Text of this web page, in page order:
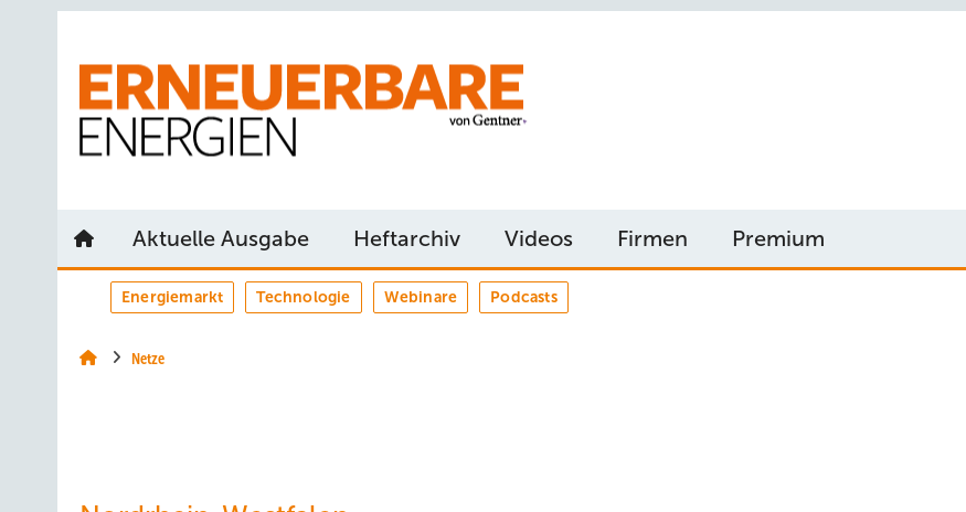
Aktuelle Ausgabe Heftarchiv Videos Firmen Premium
Energiemarkt Technologie Webinare Podcasts
Netze